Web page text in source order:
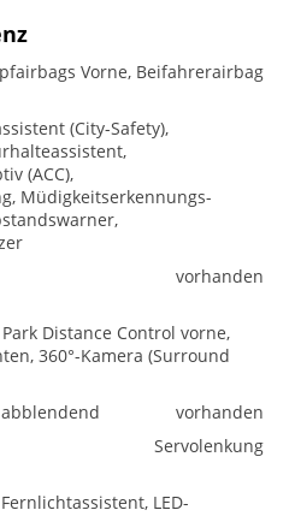
Vorne, Beifahrerairbag
(City-Safety),
(ACC),
Müdigkeitserkennungs-
vorhanden
Distance Control vorne,
360°-Kamera (Surround
vorhanden
Servolenkung
LED-